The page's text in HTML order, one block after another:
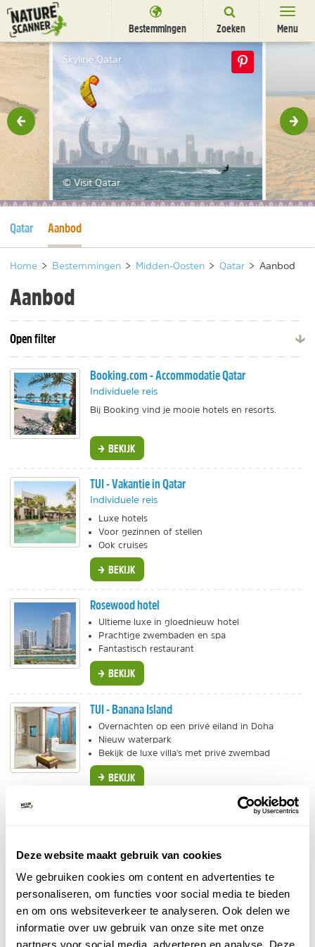
Deze website maakt gebruik van cookies
We gebruiken cookies om content en advertenties te
personaliseren, om functies voor social media te bieden
en om ons websiteverkeer te analyseren. Ook delen we
informatie over uw gebruik van onze site met onze
partners voor social media, adverteren en analyse. Deze
Ga
naar
content
Bestemmingen Zoeken Menu
Bestemmingen
Activiteiten
Natuurparken
Nieuwsbrief
Skyline Qatar
© Visit Qatar
Huidige pagina
Qatar Huidige pagina
Aanbod
Home > Bestemmingen > Midden-Oosten > Qatar > Aanbod
Aanbod
Open filter
Booking.com - Accommodatie Qatar
Individuele reis
Bij Booking vind je mooie hotels en resorts.
BEKIJK
TUI - Vakantie in Qatar
Individuele reis
Luxe hotels
Voor gezinnen of stellen
Ook cruises
BEKIJK
Rosewood hotel
Ultieme luxe in gloednieuw hotel
Prachtige zwembaden en spa
Fantastisch restaurant
BEKIJK
TUI - Banana Island
Overnachten op een privé eiland in Doha
Nieuw waterpark
Bekijk de luxe villa's met privé zwembad
BEKIJK
Prachtig Arabisch design
BEKIJK
Get Your Guide - Excursies vanuit Doha
Ontdek Qatar tijdens een dagtour.